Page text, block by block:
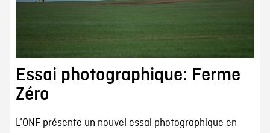
Essai photographique: Ferme
Zéro
L’ONF présente un nouvel essai photographique en